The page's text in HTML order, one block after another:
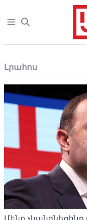
Open sidebar
Լրահոս